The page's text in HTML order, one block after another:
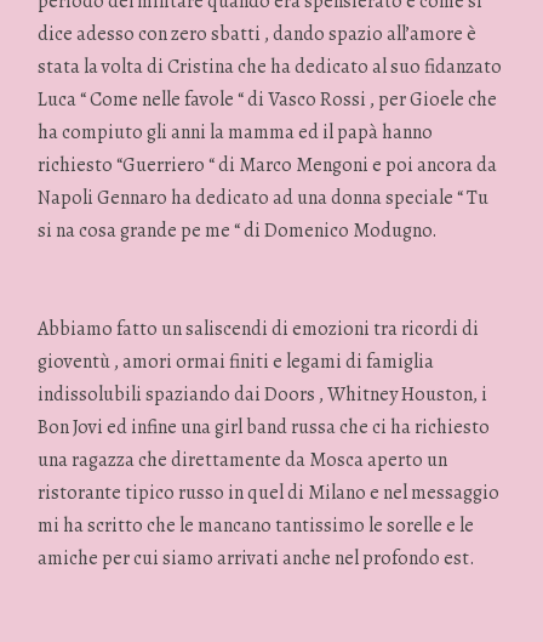
dice adesso con zero sbatti , dando spazio all’amore è
stata la volta di Cristina che ha dedicato al suo fidanzato
Luca “ Come nelle favole “ di Vasco Rossi , per Gioele che
ha compiuto gli anni la mamma ed il papà hanno
richiesto “Guerriero “ di Marco Mengoni e poi ancora da
Napoli Gennaro ha dedicato ad una donna speciale “ Tu
si na cosa grande pe me “ di Domenico Modugno.
Abbiamo fatto un saliscendi di emozioni tra ricordi di
gioventù , amori ormai finiti e legami di famiglia
indissolubili spaziando dai Doors , Whitney Houston, i
Bon Jovi ed infine una girl band russa che ci ha richiesto
una ragazza che direttamente da Mosca aperto un
ristorante tipico russo in quel di Milano e nel messaggio
mi ha scritto che le mancano tantissimo le sorelle e le
amiche per cui siamo arrivati anche nel profondo est.